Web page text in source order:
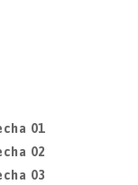
01
02
03